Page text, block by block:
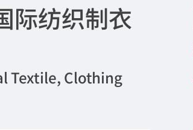
际纺织制衣
Textile, Clothing